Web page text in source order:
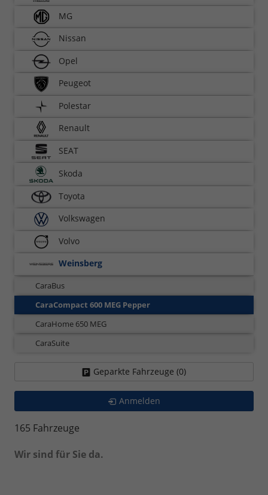
MG
Nissan
Opel
Peugeot
Polestar
Renault
SEAT
Skoda
Toyota
Volkswagen
Volvo
Weinsberg
CaraBus
CaraCompact 600 MEG Pepper
CaraHome 650 MEG
CaraSuite
Geparkte Fahrzeuge (0)
Anmelden
165 Fahrzeuge
Wir sind für Sie da.